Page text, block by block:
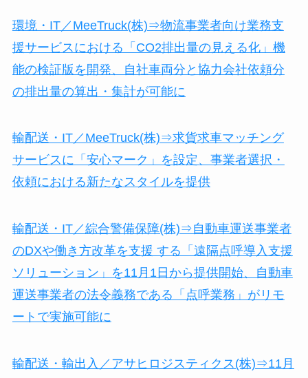
環境・IT／MeeTruck(株)⇒物流事業者向け業務支
援サービスにおける「CO2排出量の見える化」機
能の検証版を開発、自社車両分と協力会社依頼分
の排出量の算出・集計が可能に
輸配送・IT／MeeTruck(株)⇒求貨求車マッチング
サービスに「安心マーク」を設定、事業者選択・
依頼における新たなスタイルを提供
輸配送・IT／綜合警備保障(株)⇒自動車運送事業者
のDXや働き方改革を支援 する「遠隔点呼導入支援
ソリューション」を11月1日から提供開始、自動車
運送事業者の法令義務である「点呼業務」がリモ
ートで実施可能に
輸配送・輸出入／アサヒロジスティクス(株)⇒11月